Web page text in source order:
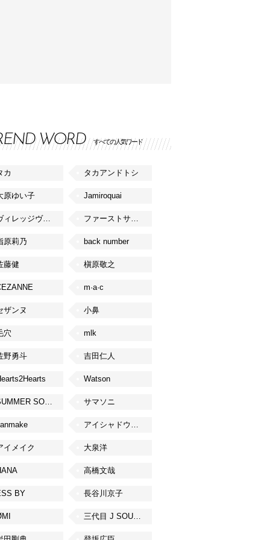
WORD すべての人気ワード
カ タカアンドトシ
原ゆい子 Jamiroquai
ヴィレッジヴァンガード ファーストサマーウイカ
原莉乃 back number
藤健 槇原敬之
m·a·c
ザンヌ 小鼻
穴 mlk
野勇斗 吉田仁人
Watson
SUMMER SONIC サマソニ
アイシャドウベース
イメイク 大泉洋
高橋文哉
BY 長谷川京子
三代目 J SOUL BROTHERS from EXILE TRIBE